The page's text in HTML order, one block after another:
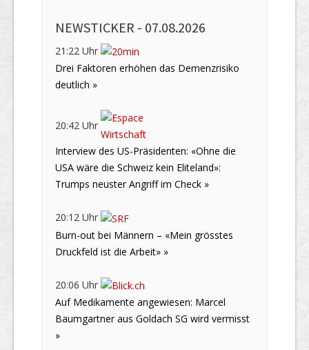
NEWSTICKER - 07.08.2026
21:22 Uhr
Drei Faktoren erhöhen das Demenzrisiko
deutlich »
20:42 Uhr
Interview des US-Präsidenten: «Ohne die
USA wäre die Schweiz kein Eliteland»:
Trumps neuster Angriff im Check »
20:12 Uhr
Burn-out bei Männern – «Mein grösstes
Druckfeld ist die Arbeit» »
20:06 Uhr
Auf Medikamente angewiesen: Marcel
Baumgartner aus Goldach SG wird vermisst
»